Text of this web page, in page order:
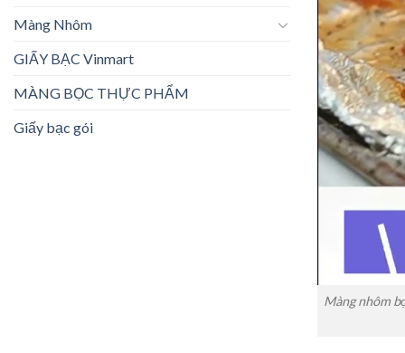
Màng Nhôm
GIẤY BẠC Vinmart
MÀNG BỌC THỰC PHẨM
Giấy bạc gói
Màng nhôm